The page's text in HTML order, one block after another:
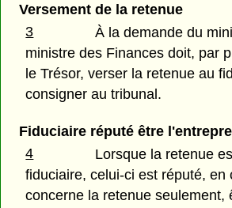
Versement de la retenue
3
À la demande du
ministre des Finances doit, par
le Trésor, verser la retenue au
consigner au tribunal.
Fiduciaire réputé être
4
Lorsque la retenue
fiduciaire, celui-ci est réputé, en
concerne la retenue seulement,